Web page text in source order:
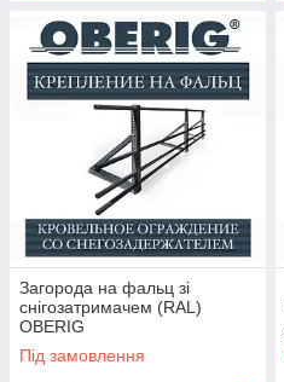
Загорода на фальц зі
снігозатримачем (RAL)
OBERIG
Під замовлення